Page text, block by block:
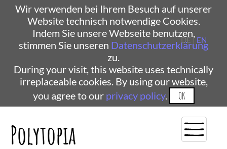
Wir verwenden bei Ihrem Besuch auf unserer
Website technisch notwendige Cookies.
Indem Sie unsere Webseite benutzen,
stimmen Sie unseren Datenschutzerklärung
zu.
During your visit, this website uses technically
irreplaceable cookies. By using our website,
you agree to our privacy policy. OK
Polytopia
DE | EN